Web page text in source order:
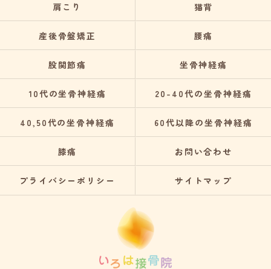
肩こり 猫背
産後骨盤矯正 腰痛
股関節痛 坐骨神経痛
10代の坐骨神経痛 20-40代の坐骨神経痛
40,50代の坐骨神経痛 60代以降の坐骨神経痛
膝痛 お問い合わせ
プライバシーポリシー サイトマップ